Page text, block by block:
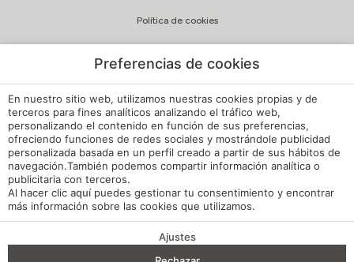
Política de cookies
Política de Calidad y Medioambiente
Canal de Denuncias Hoteles de España
Reglamento de Régimen Interno
Mi reserva
Desarrollado por mirai
Preferencias de cookies
En nuestro sitio web, utilizamos nuestras cookies propias y de
terceros para fines analíticos analizando el tráfico web,
personalizando el contenido en función de sus preferencias,
ofreciendo funciones de redes sociales y mostrándole publicidad
personalizada basada en un perfil creado a partir de sus hábitos de
navegación.También podemos compartir información analítica o
publicitaria con terceros.
Al hacer clic aquípuedes gestionar tu consentimiento y encontrar
más información sobre las cookies que utilizamos.
Ajustes